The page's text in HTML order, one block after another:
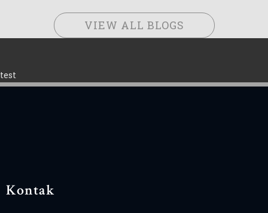
VIEW ALL BLOGS
test
Kontak